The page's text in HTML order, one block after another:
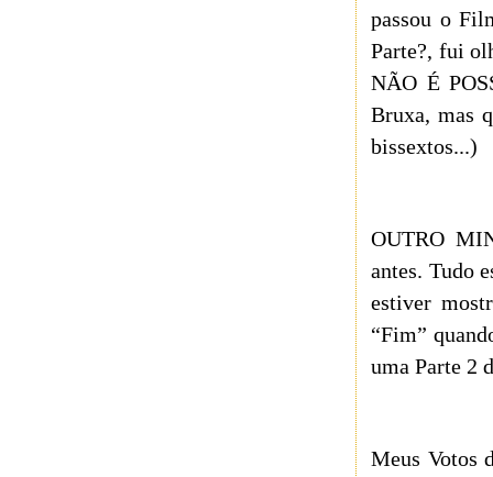
passou o
Parte?, fui
NÃO É
Bruxa, mas
bissextos...)
OUTRO
antes. Tudo
estiver
“Fim”
uma Parte 2
Meus Votos